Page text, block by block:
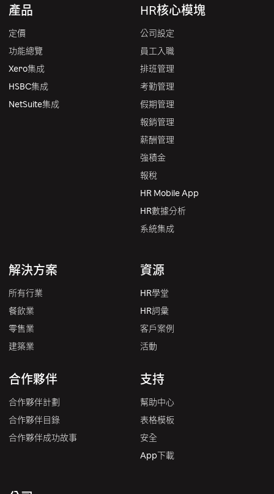
產品
定價
功能總覽
Xero集成
HSBC集成
NetSuite集成
HR核心模塊
公司設定
員工入職
排班管理
考勤管理
假期管理
報銷管理
薪酬管理
強積金
報稅
HR Mobile App
HR數據分析
系統集成
解決方案
所有行業
餐飲業
零售業
建築業
合作夥伴
合作夥伴計劃
合作夥伴目錄
合作夥伴成功故事
資源
HR學堂
HR詞彙
客戶案例
活動
支持
幫助中心
表格模板
安全
App下載